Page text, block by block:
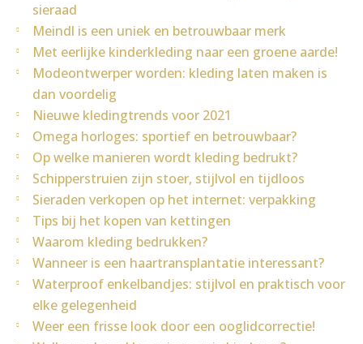
sieraad
Meindl is een uniek en betrouwbaar merk
Met eerlijke kinderkleding naar een groene aarde!
Modeontwerper worden: kleding laten maken is
dan voordelig
Nieuwe kledingtrends voor 2021
Omega horloges: sportief en betrouwbaar?
Op welke manieren wordt kleding bedrukt?
Schipperstruien zijn stoer, stijlvol en tijdloos
Sieraden verkopen op het internet: verpakking
Tips bij het kopen van kettingen
Waarom kleding bedrukken?
Wanneer is een haartransplantatie interessant?
Waterproof enkelbandjes: stijlvol en praktisch voor
elke gelegenheid
Weer een frisse look door een ooglidcorrectie!